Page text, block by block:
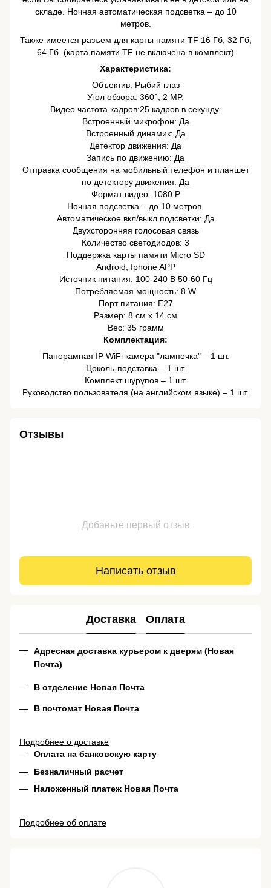
складе. Ночная автоматическая подсветка – до 10
метров.
Также имеется разъем для карты памяти TF 16 Гб, 32 Гб,
64 Гб. (карта памяти TF не включена в комплект)
Характеристика:
Объектив: Рыбий глаз
Угол обзора: 360°, 2 MP.
Видео частота кадров:25 кадров в секунду.
Встроенный микрофон: Да
Встроенный динамик: Да
Детектор движения: Да
Запись по движению: Да
Отправка сообщения на мобильный телефон и планшет
по детектору движения: Да
Формат видео: 1080 P
Ночная подсветка – до 10 метров.
Автоматическое вкл/выкл подсветки: Да
Двухсторонняя голосовая связь
Количество светодиодов: 3
Поддержка карты памяти Micro SD
Android, Iphone APP
Источник питания: 100-240 В 50-60 Гц
Потребляемая мощность: 8 W
Порт питания: E27
Размер: 8 см х 14 см
Вес: 35 грамм
Комплектация:
Панорамная IP WiFi камера "лампочка" – 1 шт.
Цоколь-подставка – 1 шт.
Комплект шурупов – 1 шт.
Руководство пользователя (на английском языке) – 1 шт.
Отзывы
Добавьте первый отзыв
Написать отзыв
Доставка Оплата
Адресная доставка курьером к дверям (Новая
Почта)
В отделение Новая Почта
В почтомат Новая Почта
Подробнее о доставке
Оплата на банковскую карту
Безналичный расчет
Наложенный платеж Новая Почта
Подробнее об оплате